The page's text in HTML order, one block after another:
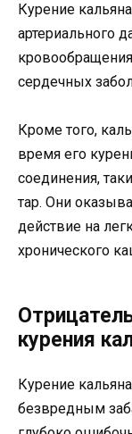
Курение
артериального
сердечных
Кроме того,
время его
соединения,
тар. Они
действие на
хронического
курения
Курение
безвредным